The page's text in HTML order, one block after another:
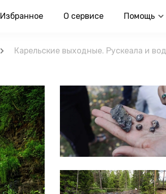
Избранное О сервисе Помощь
Карельские выходные. Рускеала и